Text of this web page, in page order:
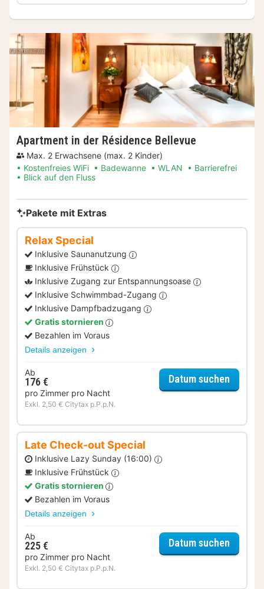
Apartment in der Résidence Bellevue
Max. 2 Erwachsene (max. 2 Kinder)
Kostenfreies WiFi
Badewanne WLAN
Barrierefrei
Blick auf den Fluss
Pakete mit Extras
Relax Special
Inklusive Saunanutzung
Inklusive Frühstück
Inklusive Zugang zur Entspannungsoase
Inklusive Schwimmbad-Zugang
Inklusive Dampfbadzugang
Gratis stornieren
Bezahlen im Voraus
Details anzeigen
Ab
176 €
pro Zimmer pro Nacht
Exkl. 2,50 € Citytax p.P.p.N.
Datum suchen
Late Check-out Special
Inklusive Lazy Sunday (16:00)
Inklusive Frühstück
Gratis stornieren
Bezahlen im Voraus
Details anzeigen
Ab
225 €
pro Zimmer pro Nacht
Exkl. 2,50 € Citytax p.P.p.N.
Datum suchen